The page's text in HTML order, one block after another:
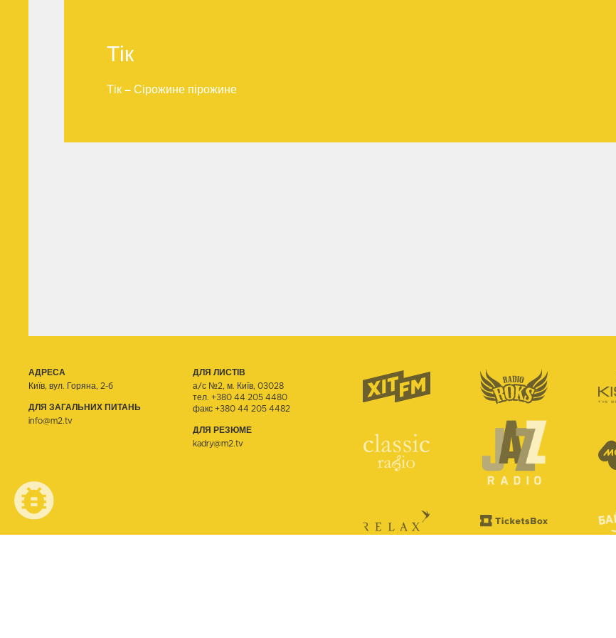
Тік
Тік – Сірожине пірожине
АДРЕСА
Київ, вул. Горяна, 2-б
ДЛЯ ЗАГАЛЬНИХ ПИТАНЬ
info@m2.tv
ДЛЯ ЛИСТІВ
а/с №2, м. Київ, 03028
тел. +380 44 205 4480
факс +380 44 205 4482
ДЛЯ РЕЗЮМЕ
kadry@m2.tv